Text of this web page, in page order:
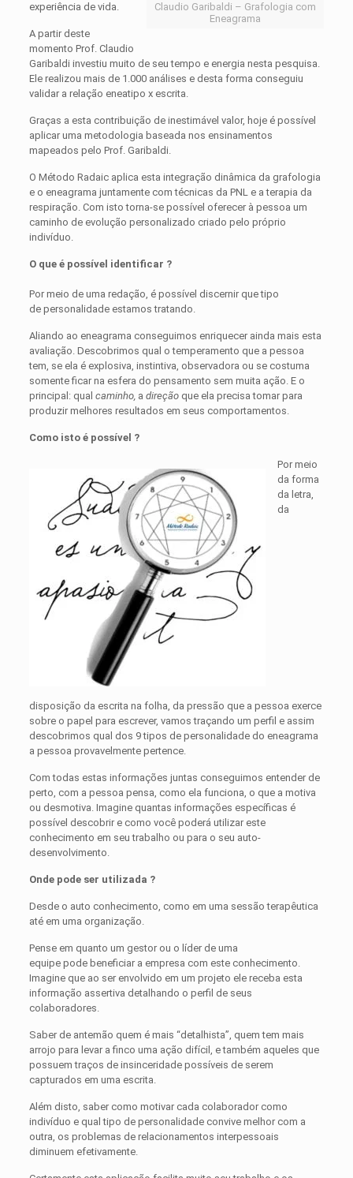
Claudio Garibaldi – Grafologia com
Eneagrama
experiência de vida.
A partir deste
momento Prof. Claudio
Garibaldi investiu muito de seu tempo e energia nesta pesquisa.
Ele realizou mais de 1.000 análises e desta forma conseguiu
validar a relação eneatipo x escrita.
Graças a esta contribuição de inestimável valor, hoje é possível
aplicar uma metodologia baseada nos ensinamentos
mapeados pelo Prof. Garibaldi.
O Método Radaic aplica esta integração dinâmica da grafologia
e o eneagrama juntamente com técnicas da PNL e a terapia da
respiração. Com isto torna-se possível oferecer à pessoa um
caminho de evolução personalizado criado pelo próprio
indivíduo.
O que é possível identificar ?
Por meio de uma redação, é possível discernir que tipo
de personalidade estamos tratando.
Aliando ao eneagrama conseguimos enriquecer ainda mais esta
avaliação. Descobrimos qual o temperamento que a pessoa
tem, se ela é explosiva, instintiva, observadora ou se costuma
somente ficar na esfera do pensamento sem muita ação. E o
principal: qual caminho,a direçãoque ela precisa tomar para
produzir melhores resultados em seus comportamentos.
Como isto é possível ?
Por meio
da forma
da letra,
da
disposição da escrita na folha, da pressão que a pessoa exerce
sobre o papel para escrever, vamos traçando um perfil e assim
descobrimos qual dos 9 tipos de personalidade do eneagrama
a pessoa provavelmente pertence.
Com todas estas informações juntas conseguimos entender de
perto, com a pessoa pensa, como ela funciona, o que a motiva
ou desmotiva. Imagine quantas informações específicas é
possível descobrir e como você poderá utilizar este
conhecimento em seu trabalho ou para o seu auto-
desenvolvimento.
Onde pode ser utilizada ?
Desde o auto conhecimento, como em uma sessão terapêutica
até em uma organização.
Pense em quanto um gestor ou o líder de uma
equipe pode beneficiar a empresa com este conhecimento.
Imagine que ao ser envolvido em um projeto ele receba esta
informação assertiva detalhando o perfil de seus
colaboradores.
Saber de antemão quem é mais “detalhista”, quem tem mais
arrojo para levar a finco uma ação difícil, e também aqueles que
possuem traços de insinceridade possíveis de serem
capturados em uma escrita.
Além disto, saber como motivar cada colaborador como
indivíduo e qual tipo de personalidade convive melhor com a
outra, os problemas de relacionamentos interpessoais
diminuem efetivamente.